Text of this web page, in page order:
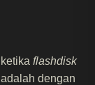
flashdisk
dengan